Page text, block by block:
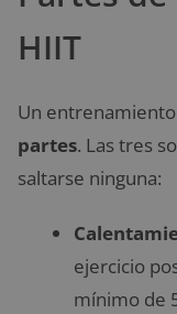
HIIT
Un
partes. Las tres
saltarse ninguna:
ejercicio
mínimo de